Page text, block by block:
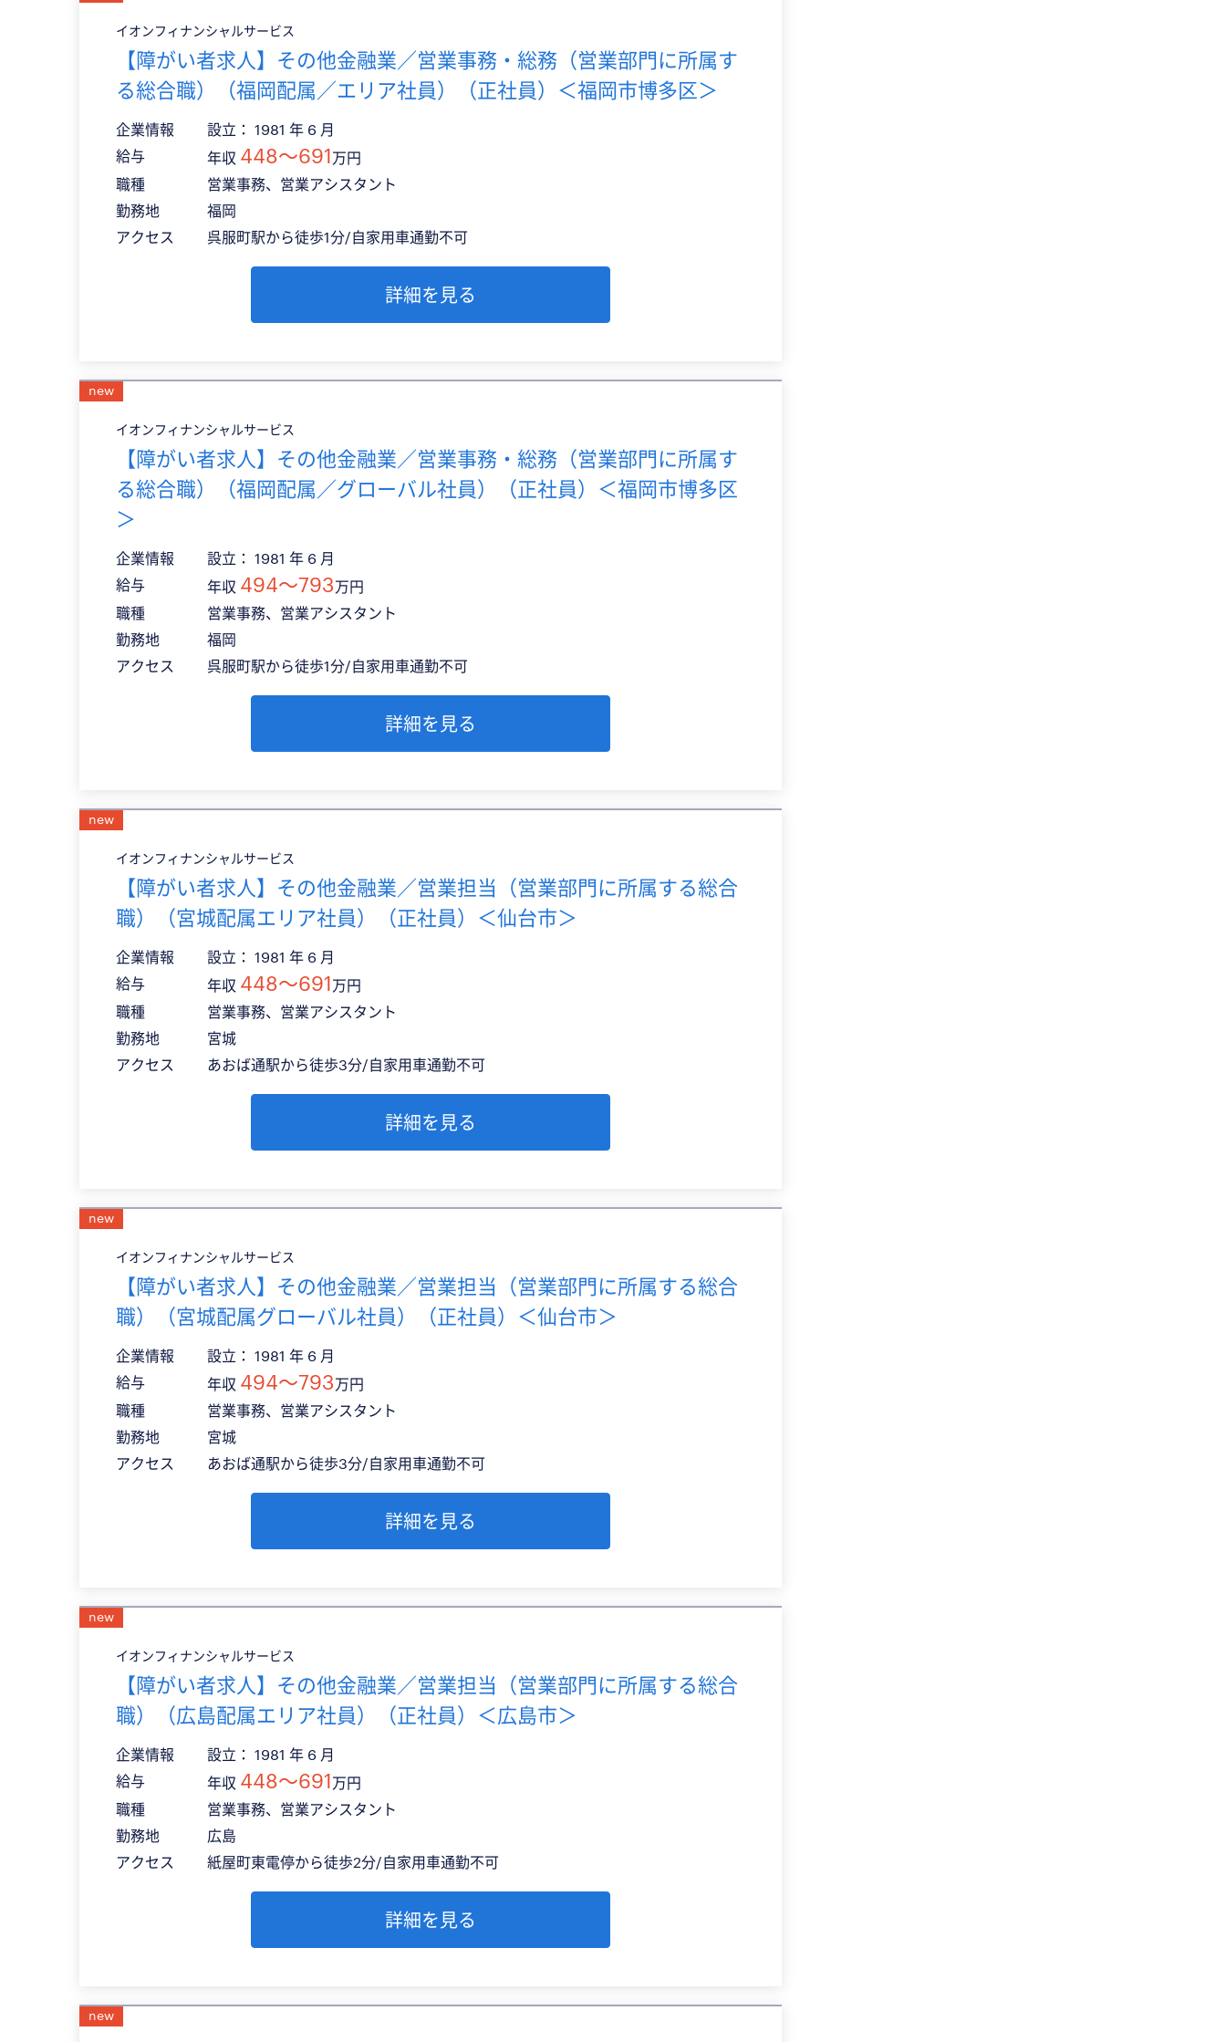
イオンフィナンシャルサービス
【障がい者求人】その他金融業／営業事務・総務（営業部門に所属す
る総合職）（福岡配属／エリア社員）（正社員）＜福岡市博多区＞
企業情報
設立： 1981 年 6 月
給与
年収 448〜691万円
職種
営業事務、営業アシスタント
勤務地
福岡
アクセス
呉服町駅から徒歩1分/自家用車通勤不可
詳細を見る
new
イオンフィナンシャルサービス
【障がい者求人】その他金融業／営業事務・総務（営業部門に所属す
る総合職）（福岡配属／グローバル社員）（正社員）＜福岡市博多区
＞
企業情報
設立： 1981 年 6 月
給与
年収 494〜793万円
職種
営業事務、営業アシスタント
勤務地
福岡
アクセス
呉服町駅から徒歩1分/自家用車通勤不可
詳細を見る
new
イオンフィナンシャルサービス
【障がい者求人】その他金融業／営業担当（営業部門に所属する総合
職）（宮城配属エリア社員）（正社員）＜仙台市＞
企業情報
設立： 1981 年 6 月
給与
年収 448〜691万円
職種
営業事務、営業アシスタント
勤務地
宮城
アクセス
あおば通駅から徒歩3分/自家用車通勤不可
詳細を見る
new
イオンフィナンシャルサービス
【障がい者求人】その他金融業／営業担当（営業部門に所属する総合
職）（宮城配属グローバル社員）（正社員）＜仙台市＞
企業情報
設立： 1981 年 6 月
給与
年収 494〜793万円
職種
営業事務、営業アシスタント
勤務地
宮城
アクセス
あおば通駅から徒歩3分/自家用車通勤不可
詳細を見る
new
イオンフィナンシャルサービス
【障がい者求人】その他金融業／営業担当（営業部門に所属する総合
職）（広島配属エリア社員）（正社員）＜広島市＞
企業情報
設立： 1981 年 6 月
給与
年収 448〜691万円
職種
営業事務、営業アシスタント
勤務地
広島
アクセス
紙屋町東電停から徒歩2分/自家用車通勤不可
詳細を見る
new